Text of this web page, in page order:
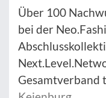
Über 100
bei der
Gesamtverband